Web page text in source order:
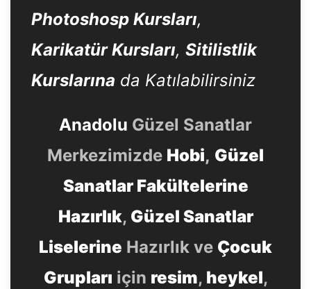
Photoshosp Kursları,
Karikatür Kursları, Sitilistlik
Kurslarına da Katılabilirsiniz
Anadolu Güzel Sanatlar
Merkezimizde Hobi, Güzel
Sanatlar Fakültelerine
Hazırlık, Güzel Sanatlar
Liselerine Hazırlık ve Çocuk
Grupları için resim, heykel,